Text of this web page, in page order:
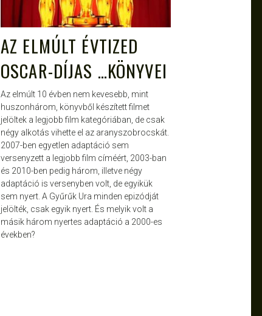
AZ ELMÚLT ÉVTIZED
OSCAR-DÍJAS …KÖNYVEI
Az elmúlt 10 évben nem kevesebb, mint
huszonhárom, könyvből készített filmet
jelöltek a legjobb film kategóriában, de csak
négy alkotás vihette el az aranyszobrocskát.
2007-ben egyetlen adaptáció sem
versenyzett a legjobb film címéért, 2003-ban
és 2010-ben pedig három, illetve négy
adaptáció is versenyben volt, de egyikük
sem nyert. A Gyűrűk Ura minden epizódját
jelölték, csak egyik nyert. És melyik volt a
másik három nyertes adaptáció a 2000-es
években?